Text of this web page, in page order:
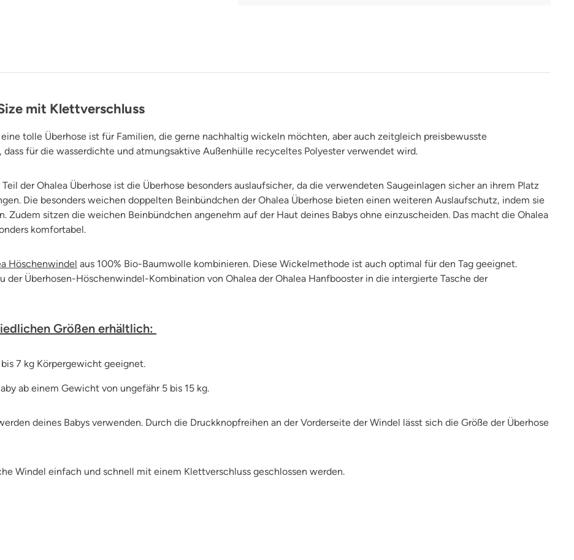
mit Klettverschluss
tolle Überhose ist für Familien, die gerne nachhaltig wickeln möchten, aber auch zeitgleich preisbewusste
für die wasserdichte und atmungsaktive Außenhülle recyceltes Polyester verwendet wird.
der Ohalea Überhose ist die Überhose besonders auslaufsicher, da die verwendeten Saugeinlagen sicher an ihrem Platz
Die besonders weichen doppelten Beinbündchen der Ohalea Überhose bieten einen weiteren Auslaufschutz, indem sie
Zudem sitzen die weichen Beinbündchen angenehm auf der Haut deines Babys ohne einzuscheiden. Das macht die Ohalea
komfortabel.
Höschenwindel aus 100% Bio-Baumwolle kombinieren. Diese Wickelmethode ist auch optimal für den Tag geeignet.
der Überhosen-Höschenwindel-Kombination von Ohalea der Ohalea Hanfbooster in die intergierte Tasche der
Größen erhältlich:
7 kg Körpergewicht geeignet.
ab einem Gewicht von ungefähr 5 bis 15 kg.
deines Babys verwenden. Durch die Druckknopfreihen an der Vorderseite der Windel lässt sich die Größe der Überhose
Windel einfach und schnell mit einem Klettverschluss geschlossen werden.